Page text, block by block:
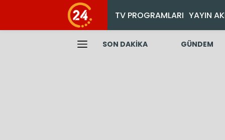
TV PROGRAMLARI YAYIN
SON DAKİKA GÜNDEM